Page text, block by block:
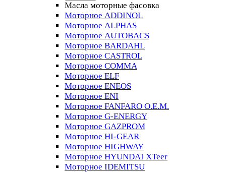
Масла моторные фасовка
Моторное ADDINOL
Моторное ALPHAS
Моторное AUTOBACS
Моторное BARDAHL
Моторное CASTROL
Моторное COMMA
Моторное ELF
Моторное ENEOS
Моторное ENI
Моторное FANFARO O.E.M.
Моторное G-ENERGY
Моторное GAZPROM
Моторное HI-GEAR
Моторное HIGHWAY
Моторное HYUNDAI XTeer
Моторное IDEMITSU